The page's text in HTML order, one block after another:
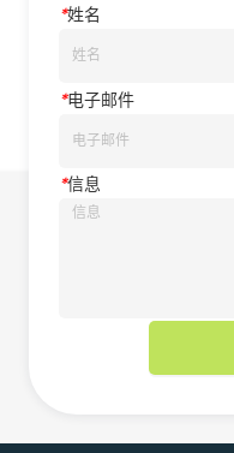
*姓名
*电子邮件
*信息